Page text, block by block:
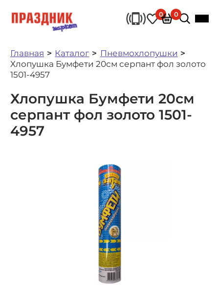
0 0
Главная Каталог
Пневмохлопушки
Хлопушка Бумфети 20см серпант фол золото
1501-4957
Хлопушка Бумфети 20см
серпант фол золото 1501-
4957